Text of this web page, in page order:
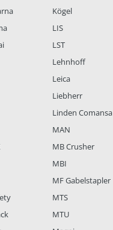
Kögel
LIS
LST
Lehnhoff
Leica
Liebherr
Linden Comansa
MAN
MB Crusher
MBI
MF Gabelstapler
MTS
MTU